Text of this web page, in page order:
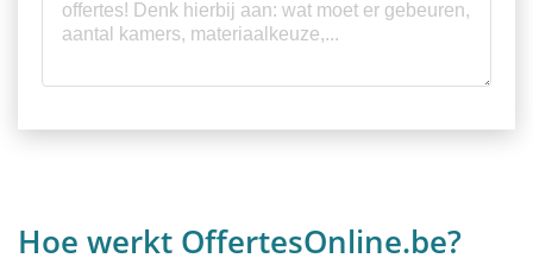
Hoe werkt OffertesOnline.be?